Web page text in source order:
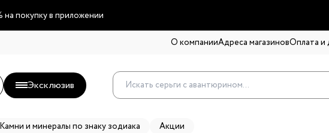
на покупку в приложении
О компанииАдреса магазиновОплата и
Эксклюзив
Камни и минералы по знаку зодиака Акции